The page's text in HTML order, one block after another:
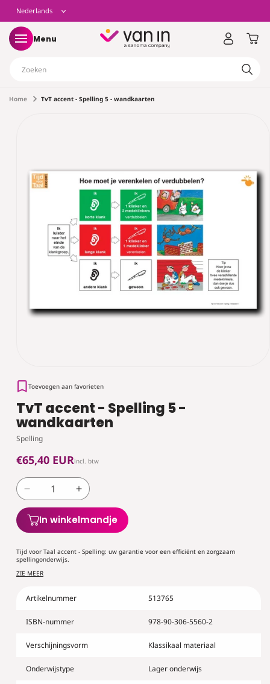
de
T
a
a
l
Nederlands
Menu
Zoeken
Home TvT accent - Spelling 5 - wandkaarten
Toevoegen aan favorieten
TvT accent - Spelling 5 -
wandkaarten
Spelling
Normale
prijs
€65,40 EURincl. btw
Aantal
verlagen
voor
TvT
-
Spelling
-
Aantal
verhogen
voor
TvT
In winkelmandje
Tijd voor Taal accent - Spelling: uw garantie voor een efficiënt en zorgzaam
spellingonderwijs.
ZIE MEER
Artikelnummer 513765
ISBN-nummer 978-90-306-5560-2
Verschijningsvorm Klassikaal materiaal
Onderwijstype Lager onderwijs